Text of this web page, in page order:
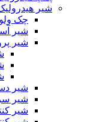
شیر
چک
شیر
شیر
شیر
شیر
شیر